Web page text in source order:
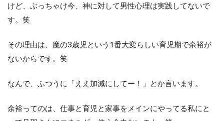
けど、ぶっちゃけ今、神に対して男性心理は実践してないで
す。笑
その理由は、魔の3歳児という1番大変らしい育児期で余裕が
ないからです。笑
なんで、ふつうに「ええ加減にしてー！」とか言います。
余裕ってのは、仕事と育児と家事をメインにやってる私にと